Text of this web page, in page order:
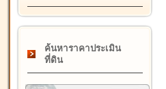
ค้นหาราคาประเมิน
ที่ดิน